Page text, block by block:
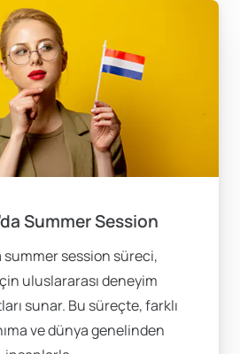
Summer Session
summer session süreci,
uluslararası deneyim
sunar. Bu süreçte, farklı
ve dünya genelinden